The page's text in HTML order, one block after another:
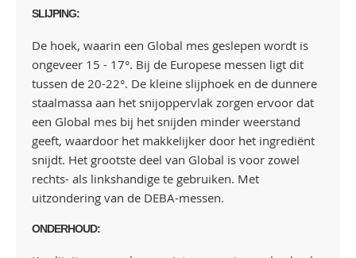
SLIJPING:
De hoek, waarin een Global mes geslepen wordt is
ongeveer 15 - 17°. Bij de Europese messen ligt dit
tussen de 20-22°. De kleine slijphoek en de dunnere
staalmassa aan het snijoppervlak zorgen ervoor dat
een Global mes bij het snijden minder weerstand
geeft, waardoor het makkelijker door het ingrediënt
snijdt. Het grootste deel van Global is voor zowel
rechts- als linkshandige te gebruiken. Met
uitzondering van de DEBA-messen.
ONDERHOUD: